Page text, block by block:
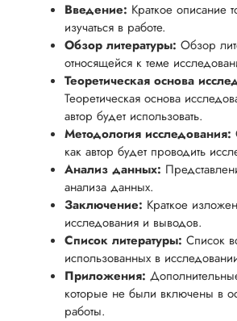
Введение: Краткое описание
изучаться в работе.
Обзор литературы: Обзор
относящейся к теме
Теоретическая основа
Теоретическая основа
автор будет использовать.
Методология исследования:
как автор будет проводить
Анализ данных:
анализа данных.
Заключение: Краткое
исследования и выводов.
Список литературы: Список
использованных в
Приложения:
которые не были включены в
работы.